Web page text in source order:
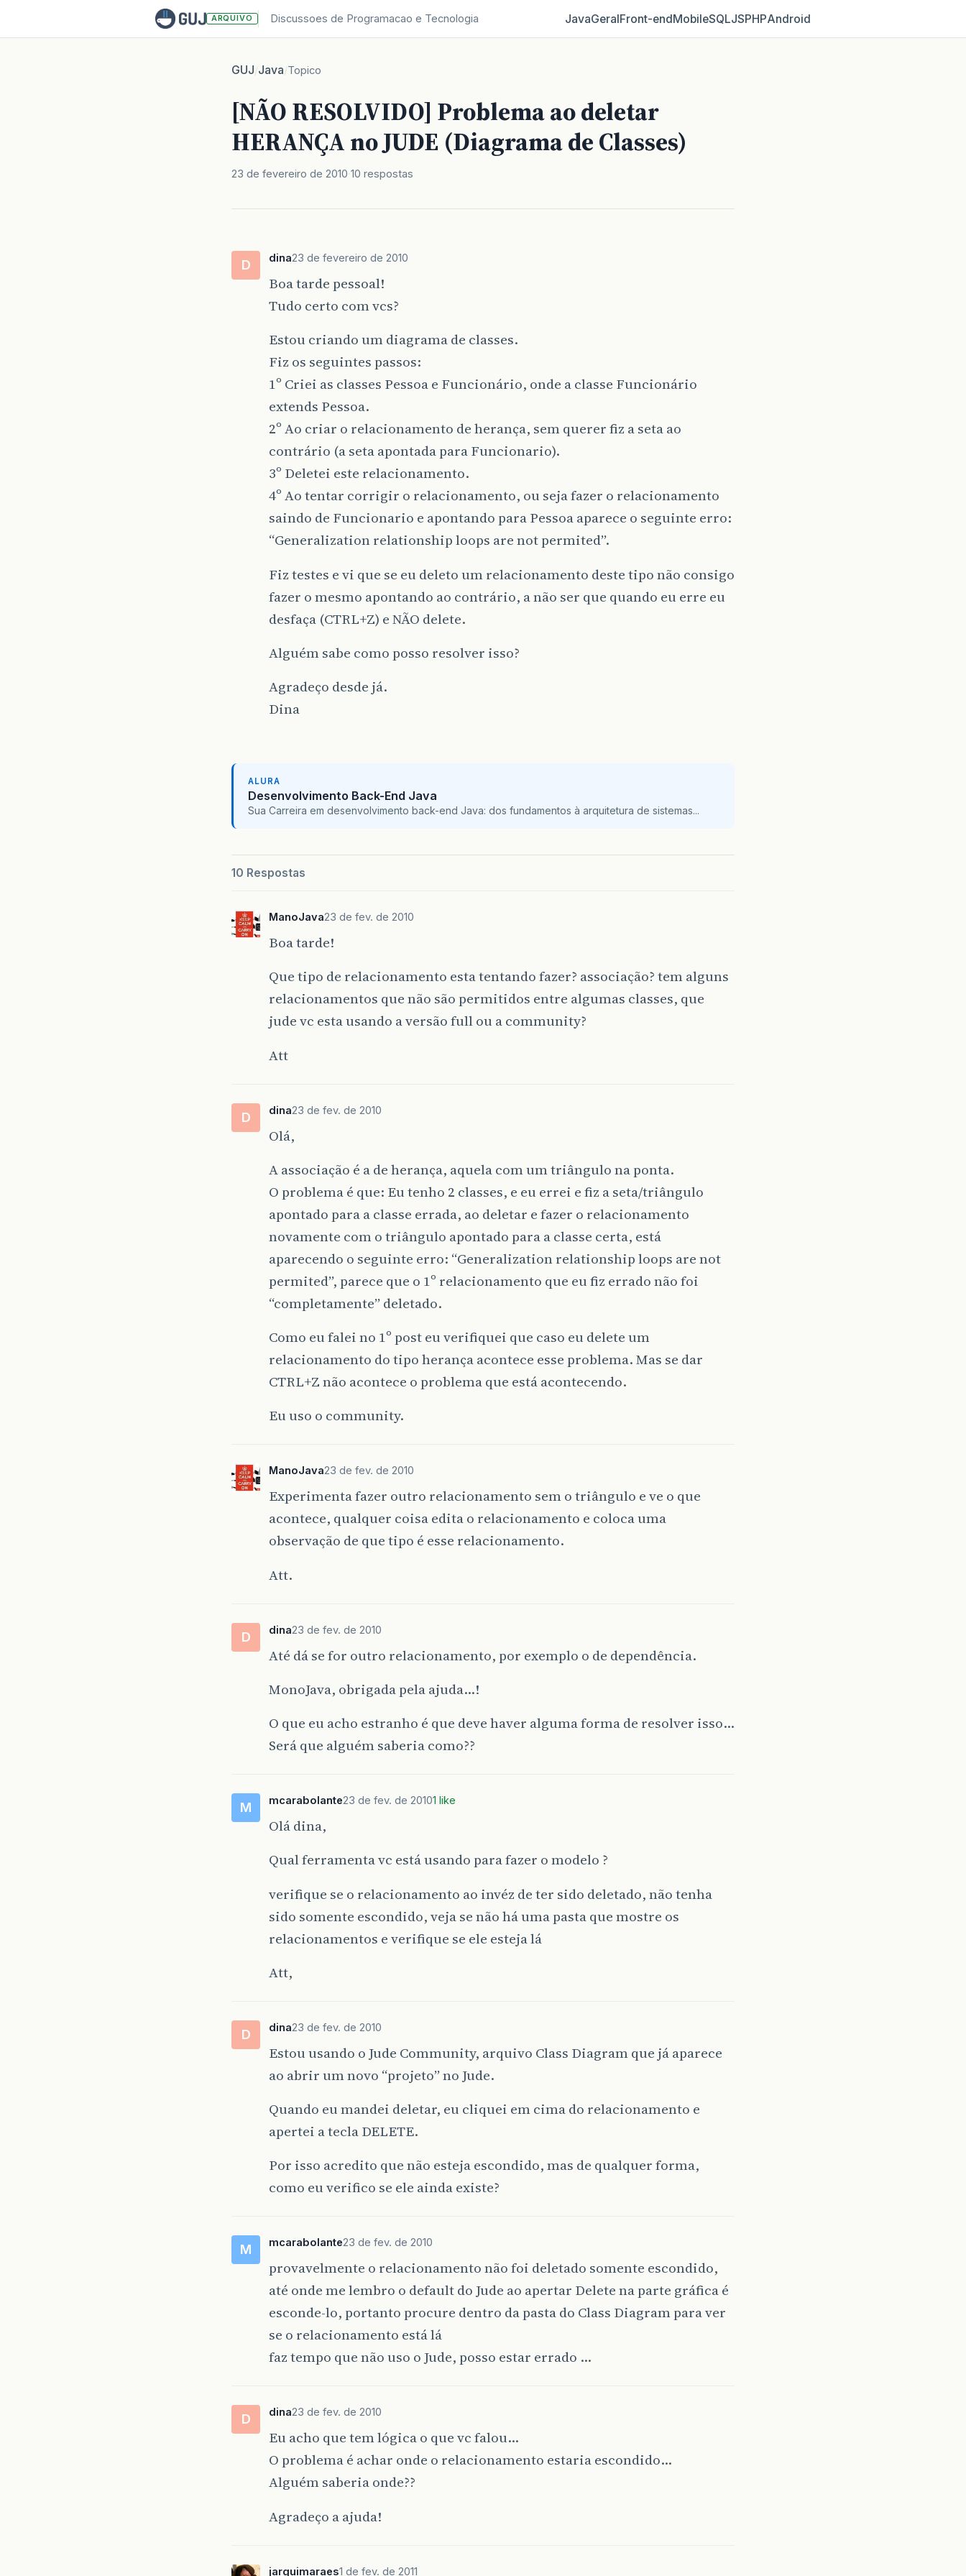
ARQUIVO Discussoes de Programacao e Tecnologia JavaGeralFront‑endMobileSQLJSPHPAndroid
GUJ/Java/Topico
[NÃO RESOLVIDO] Problema ao deletar
HERANÇA no JUDE (Diagrama de Classes)
23 de fevereiro de 2010 10 respostas
D dina23 de fevereiro de 2010
Boa tarde pessoal!
Tudo certo com vcs?
Estou criando um diagrama de classes.
Fiz os seguintes passos:
1º Criei as classes Pessoa e Funcionário, onde a classe Funcionário
extends Pessoa.
2º Ao criar o relacionamento de herança, sem querer fiz a seta ao
contrário (a seta apontada para Funcionario).
3º Deletei este relacionamento.
4º Ao tentar corrigir o relacionamento, ou seja fazer o relacionamento
saindo de Funcionario e apontando para Pessoa aparece o seguinte erro:
“Generalization relationship loops are not permited”.
Fiz testes e vi que se eu deleto um relacionamento deste tipo não consigo
fazer o mesmo apontando ao contrário, a não ser que quando eu erre eu
desfaça (CTRL+Z) e NÃO delete.
Alguém sabe como posso resolver isso?
Agradeço desde já.
Dina
ALURA
Desenvolvimento Back-End Java
Sua Carreira em desenvolvimento back-end Java: dos fundamentos à arquitetura de sistemas...
10 Respostas
ManoJava23 de fev. de 2010
Boa tarde!
Que tipo de relacionamento esta tentando fazer? associação? tem alguns
relacionamentos que não são permitidos entre algumas classes, que
jude vc esta usando a versão full ou a community?
Att
D dina23 de fev. de 2010
Olá,
A associação é a de herança, aquela com um triângulo na ponta.
O problema é que: Eu tenho 2 classes, e eu errei e fiz a seta/triângulo
apontado para a classe errada, ao deletar e fazer o relacionamento
novamente com o triângulo apontado para a classe certa, está
aparecendo o seguinte erro: “Generalization relationship loops are not
permited”, parece que o 1º relacionamento que eu fiz errado não foi
“completamente” deletado.
Como eu falei no 1º post eu verifiquei que caso eu delete um
relacionamento do tipo herança acontece esse problema. Mas se dar
CTRL+Z não acontece o problema que está acontecendo.
Eu uso o community.
ManoJava23 de fev. de 2010
Experimenta fazer outro relacionamento sem o triângulo e ve o que
acontece, qualquer coisa edita o relacionamento e coloca uma
observação de que tipo é esse relacionamento.
Att.
D dina23 de fev. de 2010
Até dá se for outro relacionamento, por exemplo o de dependência.
MonoJava, obrigada pela ajuda…!
O que eu acho estranho é que deve haver alguma forma de resolver isso…
Será que alguém saberia como??
M mcarabolante23 de fev. de 20101 like
Olá dina,
Qual ferramenta vc está usando para fazer o modelo ?
verifique se o relacionamento ao invéz de ter sido deletado, não tenha
sido somente escondido, veja se não há uma pasta que mostre os
relacionamentos e verifique se ele esteja lá
Att,
D dina23 de fev. de 2010
Estou usando o Jude Community, arquivo Class Diagram que já aparece
ao abrir um novo “projeto” no Jude.
Quando eu mandei deletar, eu cliquei em cima do relacionamento e
apertei a tecla DELETE.
Por isso acredito que não esteja escondido, mas de qualquer forma,
como eu verifico se ele ainda existe?
M mcarabolante23 de fev. de 2010
provavelmente o relacionamento não foi deletado somente escondido,
até onde me lembro o default do Jude ao apertar Delete na parte gráfica é
esconde-lo, portanto procure dentro da pasta do Class Diagram para ver
se o relacionamento está lá
faz tempo que não uso o Jude, posso estar errado …
D dina23 de fev. de 2010
Eu acho que tem lógica o que vc falou…
O problema é achar onde o relacionamento estaria escondido…
Alguém saberia onde??
Agradeço a ajuda!
jarguimaraes1 de fev. de 2011